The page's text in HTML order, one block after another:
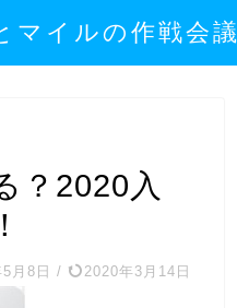
マイルの作戦会議
？2020入
月8日 / 2020年3月14日